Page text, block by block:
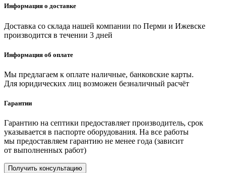
Информация о доставке
Доставка со склада нашей компании по Перми и Ижевске
производится в течении 3 дней
Информация об оплате
Мы предлагаем к оплате наличные, банковские карты.
Для юридических лиц возможен безналичный расчёт
Гарантии
Гарантию на септики предоставляет производитель, срок
указывается в паспорте оборудования. На все работы
мы предоставляем гарантию не менее года (зависит
от выполненных работ)
Получить консультацию